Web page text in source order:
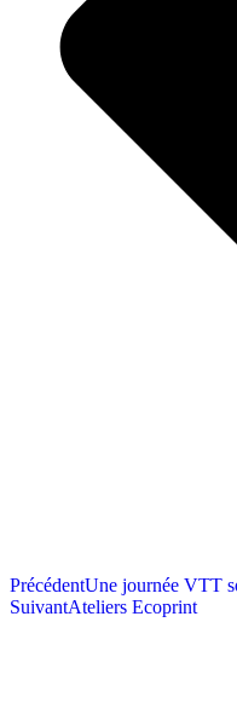
PrécédentUne journée VTT
SuivantAteliers Ecoprint